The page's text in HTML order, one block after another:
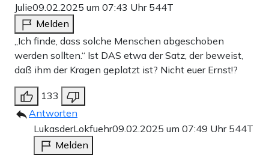
Julie09.02.2025 um 07:43 Uhr 544T
Melden
„Ich finde, dass solche Menschen abgeschoben
werden sollten.“ Ist DAS etwa der Satz, der beweist,
daß ihm der Kragen geplatzt ist? Nicht euer Ernst!?
133
Antworten
LukasderLokfuehr09.02.2025 um 07:49 Uhr 544T
Melden